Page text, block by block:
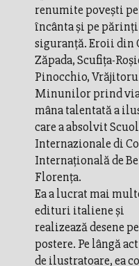
renumite poveşti
încânta şi pe
siguranţă. Eroii din
Zăpada, Scufiţa-
Pinocchio,
Minunilor prind
mâna talentată a
care a absolvit
Internazionale di
Internaţională de
Florenţa.
Ea a lucrat mai
edituri italiene şi
realizează desene
postere. Pe lângă
de ilustratoare, ea